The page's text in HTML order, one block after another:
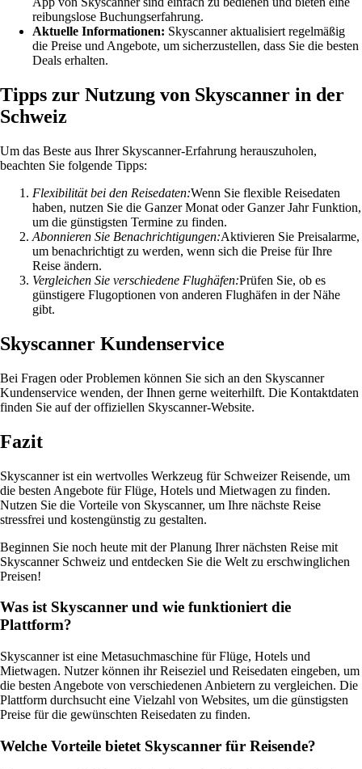
reibungslose Buchungserfahrung.
Aktuelle Informationen: Skyscanner aktualisiert regelmäßig
die Preise und Angebote, um sicherzustellen, dass Sie die besten
Deals erhalten.
Tipps zur Nutzung von Skyscanner in der
Schweiz
Um das Beste aus Ihrer Skyscanner-Erfahrung herauszuholen,
beachten Sie folgende Tipps:
Flexibilität bei den Reisedaten:Wenn Sie flexible Reisedaten
haben, nutzen Sie die Ganzer Monat oder Ganzer Jahr Funktion,
um die günstigsten Termine zu finden.
Abonnieren Sie Benachrichtigungen:Aktivieren Sie Preisalarme,
um benachrichtigt zu werden, wenn sich die Preise für Ihre
Reise ändern.
Vergleichen Sie verschiedene Flughäfen:Prüfen Sie, ob es
günstigere Flugoptionen von anderen Flughäfen in der Nähe
gibt.
Skyscanner Kundenservice
Bei Fragen oder Problemen können Sie sich an den Skyscanner
Kundenservice wenden, der Ihnen gerne weiterhilft. Die Kontaktdaten
finden Sie auf der offiziellen Skyscanner-Website.
Fazit
Skyscanner ist ein wertvolles Werkzeug für Schweizer Reisende, um
die besten Angebote für Flüge, Hotels und Mietwagen zu finden.
Nutzen Sie die Vorteile von Skyscanner, um Ihre nächste Reise
stressfrei und kostengünstig zu gestalten.
Beginnen Sie noch heute mit der Planung Ihrer nächsten Reise mit
Skyscanner Schweiz und entdecken Sie die Welt zu erschwinglichen
Preisen!
Was ist Skyscanner und wie funktioniert die
Plattform?
Skyscanner ist eine Metasuchmaschine für Flüge, Hotels und
Mietwagen. Nutzer können ihr Reiseziel und Reisedaten eingeben, um
die besten Angebote von verschiedenen Anbietern zu vergleichen. Die
Plattform durchsucht eine Vielzahl von Websites, um die günstigsten
Preise für die gewünschten Reisedaten zu finden.
Welche Vorteile bietet Skyscanner für Reisende?